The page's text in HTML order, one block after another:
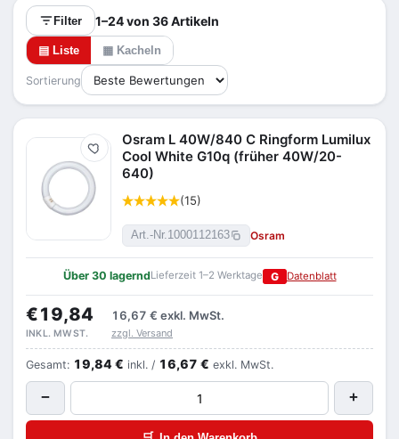
Filter 1–24 von 36 Artikeln
▤ Liste ▦ Kacheln
Sortierung
Merken
Osram L 40W/840 C Ringform Lumilux
Cool White G10q (früher 40W/20-
640)
(15)
Art.-Nr.1000112163 Osram
Über 30 lagerndLieferzeit 1–2 Werktage G Datenblatt
€19,84 16,67 € exkl. MwSt.
INKL. MWST. zzgl. Versand
Gesamt: 19,84 € inkl. / 16,67 € exkl. MwSt.
− +